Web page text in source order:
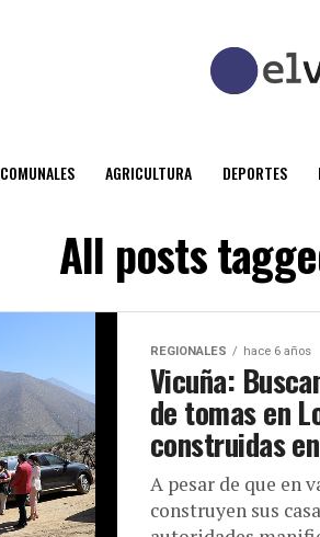
COMUNALES AGRICULTURA DEPORTES
All posts
REGIONALES hace 6 años
Vicuña:
de tomas en
construidas
A pesar de que en
construyen sus